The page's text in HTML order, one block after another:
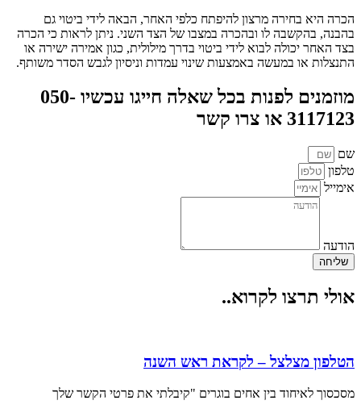
הכרה היא בחירה מרצון להיפתח כלפי האחר, הבאה לידי ביטוי גם
בהבנה, בהקשבה לו ובהכרה במצבו של הצד השני. ניתן לראות כי הכרה
בצד האחר יכולה לבוא לידי ביטוי בדרך מילולית, כגון אמירה ישירה או
התנצלות או במעשה באמצעות שינוי עמדות וניסיון לגבש הסדר משותף.
מוזמנים לפנות בכל שאלה חייגו עכשיו 050-
3117123 או צרו קשר
שם
טלפון
אימייל
הודעה
שליחה
אולי תרצו לקרוא..
הטלפון מצלצל – לקראת ראש השנה
מסכסוך לאיחוד בין אחים בוגרים "קיבלתי את פרטי הקשר שלך